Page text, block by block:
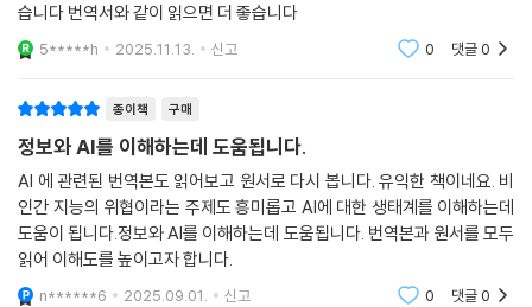
습니다 번역서와 같이 읽으면 더 좋습니다
5*****h 2025.11.13. 신고 0 댓글0
종이책 구매
정보와 AI를 이해하는데 도움됩니다.
AI 에 관련된 번역본도 읽어보고 원서로 다시 봅니다. 유익한 책이네요. 비
인간 지능의 위협이라는 주제도 흥미롭고 AI에 대한 생태계를 이해하는데
도움이 됩니다.정보와 AI를 이해하는데 도움됩니다. 번역본과 원서를 모두
읽어 이해도를 높이고자 합니다.
n******6 2025.09.01. 신고 0 댓글0